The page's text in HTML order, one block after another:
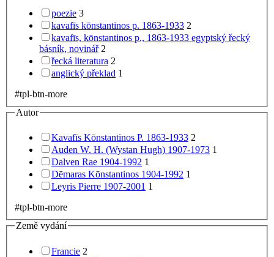
poezie 3
kavafīs kōnstantinos p. 1863-1933 2
kavafīs, kōnstantinos p., 1863-1933 egyptský řecký
básník, novinář 2
řecká literatura 2
anglický překlad 1
#tpl-btn-more
Autor
Kavafīs Kōnstantinos P. 1863-1933 2
Auden W. H. (Wystan Hugh) 1907-1973 1
Dalven Rae 1904-1992 1
Dēmaras Kōnstantinos 1904-1992 1
Leyris Pierre 1907-2001 1
#tpl-btn-more
Země vydání
Francie 2